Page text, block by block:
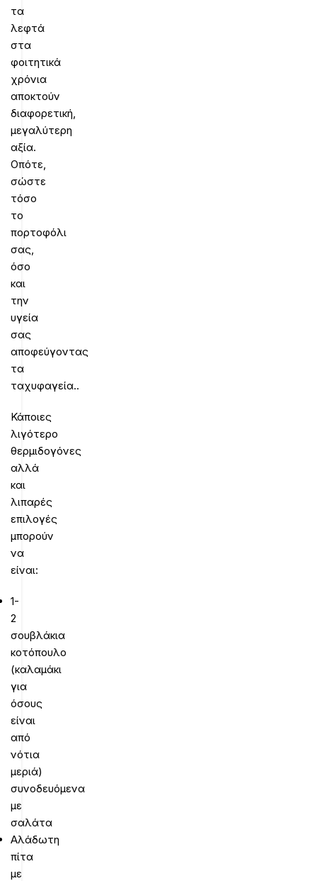
τα
λεφτά
στα
φοιτητικά
χρόνια
αποκτούν
διαφορετική,
μεγαλύτερη
αξία.
Οπότε,
σώστε
τόσο
το
πορτοφόλι
σας,
όσο
και
την
υγεία
σας
αποφεύγοντας
τα
ταχυφαγεία..
Κάποιες
λιγότερο
θερμιδογόνες
αλλά
και
λιπαρές
επιλογές
μπορούν
να
είναι:
1-
2
σουβλάκια
κοτόπουλο
(καλαμάκι
για
όσους
είναι
από
νότια
μεριά)
συνοδευόμενα
με
σαλάτα
Αλάδωτη
πίτα
με